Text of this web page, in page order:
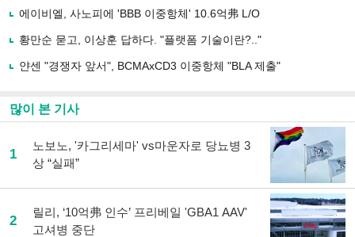
유
기
에이비엘, 사노피에 'BBB 이중항체' 10.6억弗 L/O
황만순 묻고, 이상훈 답하다. "플랫폼 기술이란?.."
얀센 "경쟁자 앞서", BCMAxCD3 이중항체 "BLA 제출"
많이 본 기사
1
노보노, '카그리세마' vs마운자로 당뇨병 3
상 “실패”
2
릴리, ‘10억弗 인수’ 프리베일 'GBA1 AAV'
고셔병 중단